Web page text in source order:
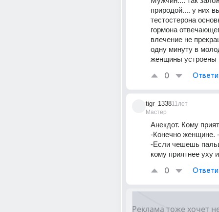
природой.... у них
тестостерона
гормона
влечение не
одну минуту в
женщины устроены
0
tigr_1338
Мастер
11лет
Анекдот. Кому
-Конечно женщине.
-Если чешешь
кому приятнее уху
0